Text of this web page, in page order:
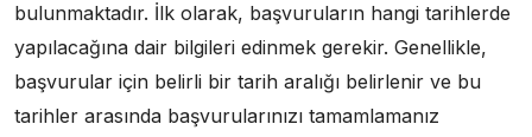
bulunmaktadır. İlk olarak, başvuruların hangi tarihlerde
yapılacağına dair bilgileri edinmek gerekir. Genellikle,
başvurular için belirli bir tarih aralığı belirlenir ve bu
tarihler arasında başvurularınızı tamamlamanız